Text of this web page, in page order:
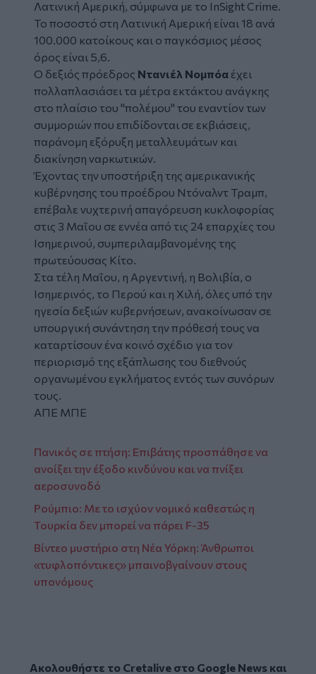
Λατινική Αμερική, σύμφωνα με το InSight Crime.
Το ποσοστό στη Λατινική Αμερική είναι 18 ανά
100.000 κατοίκους και ο παγκόσμιος μέσος
όρος είναι 5,6.
Ο δεξιός πρόεδρος Ντανιέλ Νομπόα έχει
πολλαπλασιάσει τα μέτρα εκτάκτου ανάγκης
στο πλαίσιο του "πολέμου" του εναντίον των
συμμοριών που επιδίδονται σε εκβιάσεις,
παράνομη εξόρυξη μεταλλευμάτων και
διακίνηση ναρκωτικών.
Έχοντας την υποστήριξη της αμερικανικής
κυβέρνησης του προέδρου Ντόναλντ Τραμπ,
επέβαλε νυχτερινή απαγόρευση κυκλοφορίας
στις 3 Μαΐου σε εννέα από τις 24 επαρχίες του
Ισημερινού, συμπεριλαμβανομένης της
πρωτεύουσας Κίτο.
Στα τέλη Μαΐου, η Αργεντινή, η Βολιβία, ο
Ισημερινός, το Περού και η Χιλή, όλες υπό την
ηγεσία δεξιών κυβερνήσεων, ανακοίνωσαν σε
υπουργική συνάντηση την πρόθεσή τους να
καταρτίσουν ένα κοινό σχέδιο για τον
περιορισμό της εξάπλωσης του διεθνούς
οργανωμένου εγκλήματος εντός των συνόρων
τους.
ΑΠΕ ΜΠΕ
Πανικός σε πτήση: Επιβάτης προσπάθησε να
ανοίξει την έξοδο κινδύνου και να πνίξει
αεροσυνοδό
Ρούμπιο: Με το ισχύον νομικό καθεστώς η
Τουρκία δεν μπορεί να πάρει F-35
Βίντεο μυστήριο στη Νέα Υόρκη: Άνθρωποι
«τυφλοπόντικες» μπαινοβγαίνουν στους
υπονόμους
Ακολουθήστε το Cretalive στο Google Newsκαι